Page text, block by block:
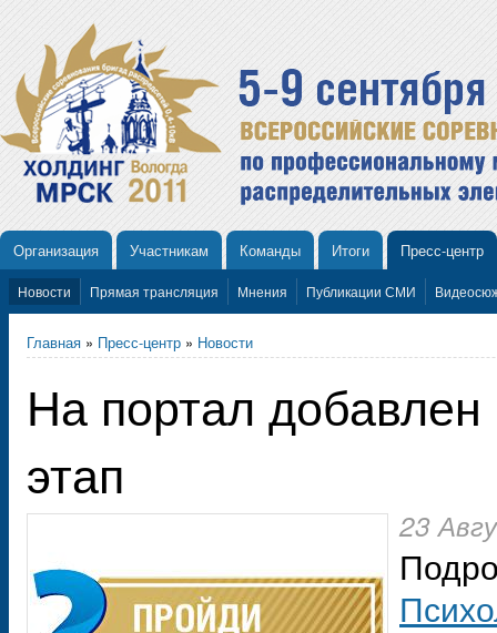
Организация Участникам Команды Итоги Пресс-центр
Новости Прямая трансляция Мнения Публикации СМИ
Главная » Пресс-центр » Новости
На портал добавлен
этап
23